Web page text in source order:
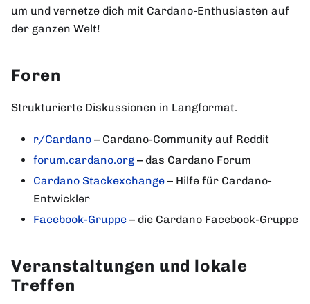
um und vernetze dich mit Cardano-Enthusiasten auf
der ganzen Welt!
Foren
Strukturierte Diskussionen in Langformat.
r/Cardano – Cardano-Community auf Reddit
forum.cardano.org – das Cardano Forum
Cardano Stackexchange – Hilfe für Cardano-
Entwickler
Facebook-Gruppe – die Cardano Facebook-Gruppe
Veranstaltungen und lokale
Treffen